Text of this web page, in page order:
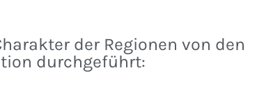
der Regionen von den
durchgeführt: